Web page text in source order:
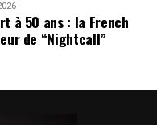
à 50 ans : la French
de “Nightcall”